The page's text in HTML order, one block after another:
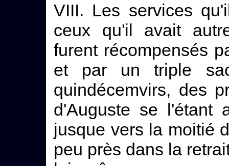
VIII. Les services
ceux qu'il avait
furent récompensés
et par un triple
quindécemvirs, des
d'Auguste se l'étant
jusque vers la moitié
peu près dans la